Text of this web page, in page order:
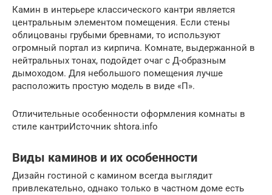
Камин в интерьере классического кантри является
центральным элементом помещения. Если стены
облицованы грубыми бревнами, то используют
огромный портал из кирпича. Комнате, выдержанной в
нейтральных тонах, подойдет очаг с Д-образным
дымоходом. Для небольшого помещения лучше
расположить простую модель в виде «П».
Отличительные особенности оформления комнаты в
стиле кантриИсточник shtora.info
Виды каминов и их особенности
Дизайн гостиной с камином всегда выглядит
привлекательно, однако только в частном доме есть